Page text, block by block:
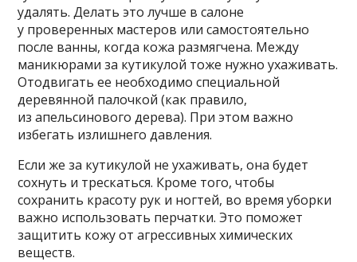
удалять. Делать это лучше в салоне
у проверенных мастеров или самостоятельно
после ванны, когда кожа размягчена. Между
маникюрами за кутикулой тоже нужно ухаживать.
Отодвигать ее необходимо специальной
деревянной палочкой (как правило,
из апельсинового дерева). При этом важно
избегать излишнего давления.
Если же за кутикулой не ухаживать, она будет
сохнуть и трескаться. Кроме того, чтобы
сохранить красоту рук и ногтей, во время уборки
важно использовать перчатки. Это поможет
защитить кожу от агрессивных химических
веществ.